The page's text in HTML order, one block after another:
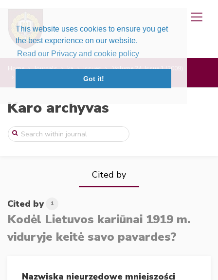
This website uses cookies to ensure you get
the best experience on our website.
Read our Privacy and cookie policy
Got it!
Home Journals ka Issues
Volume 24, Issue 1 (2009)
Kodėl Lietuvos kariūnai 1919 m. viduryje ...
Karo archyvas
Cited by
Cited by 1
Kodėl Lietuvos kariūnai 1919 m.
viduryje keitė savo pavardes?
Nazwiska nieurzędowe mniejszości